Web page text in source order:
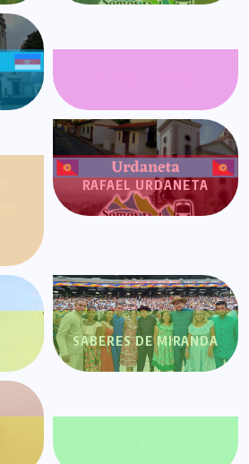
RAFAEL URDANETA
SABERES DE MIRANDA